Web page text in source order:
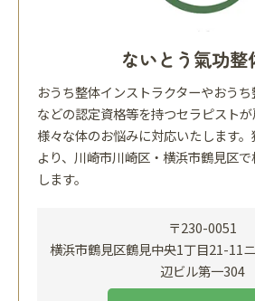
ないとう氣功整
おうち整体インストラクターやおう
などの認定資格等を持つセラピストが
様々な体のお悩みに対応いたします
より、川崎市川崎区・横浜市鶴見区
します。
〒230-0051
横浜市鶴見区鶴見中央1丁目21-11
辺ビル第一304